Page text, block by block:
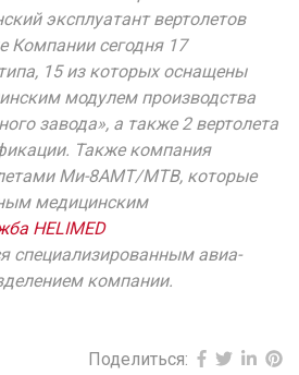
эксплуатант вертолетов
Компании сегодня 17
15 из которых оснащены
модулем производства
завода», а также 2 вертолета
Также компания
Ми-8АМТ/МТВ, которые
медицинским
HELIMED
специализированным авиа-
компании.
Поделиться: